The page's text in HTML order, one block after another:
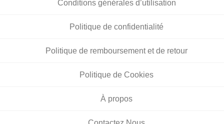
Conditions générales d’utilisation
Politique de confidentialité
Politique de remboursement et de retour
Politique de Cookies
À propos